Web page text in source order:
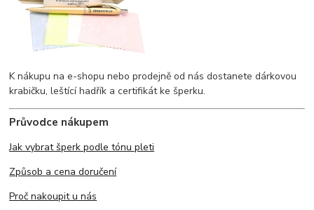
K nákupu na e-shopu nebo prodejně od nás dostanete dárkovou
krabičku, leštící hadřík a certifikát ke šperku.
Průvodce nákupem
Jak vybrat šperk podle tónu pleti
Způsob a cena doručení
Proč nakoupit u nás